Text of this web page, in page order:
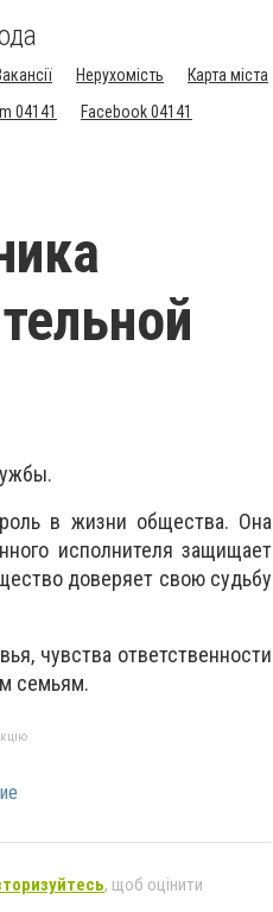
Нерухомість
Карта міста
04141 Facebook 04141
в жизни общества. Она
исполнителя защищает
доверяет свою судьбу
чувства ответственности
семьям.
, щоб оцінити